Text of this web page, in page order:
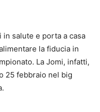
salute e porta a casa
la fiducia in
La Jomi, infatti,
25 febbraio nel big